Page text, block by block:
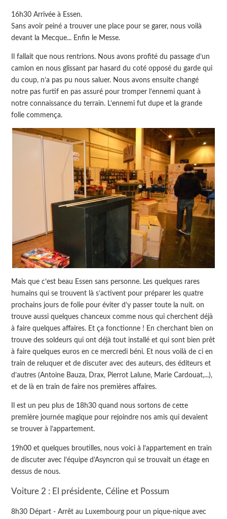
16h30 Arrivée à Essen.
Sans avoir peiné a trouver une place pour se garer, nous voilà
devant la Mecque... Enfin le Messe.
Il fallait que nous rentrions. Nous avons profité du passage d’un
camion en nous glissant par hasard du coté opposé du garde qui
du coup, n’a pas pu nous saluer. Nous avons ensuite changé
notre pas furtif en pas assuré pour tromper l’ennemi quant à
notre connaissance du terrain. L’ennemi fut dupe et la grande
folie commença.
Mais que c’est beau Essen sans personne. Les quelques rares
humains qui se trouvent là s’activent pour préparer les quatre
prochains jours de folie pour éviter d’y passer toute la nuit. on
trouve aussi quelques chanceux comme nous qui cherchent déjà
à faire quelques affaires. Et ça fonctionne ! En cherchant bien on
trouve des soldeurs qui ont déjà tout installé et qui sont bien prêt
à faire quelques euros en ce mercredi béni. Et nous voilà de ci en
train de reluquer et de discuter avec des auteurs, des éditeurs et
d’autres (Antoine Bauza, Drax, Pierrot Lalune, Marie Cardouat,...),
et de là en train de faire nos premières affaires.
Il est un peu plus de 18h30 quand nous sortons de cette
première journée magique pour rejoindre nos amis qui devaient
se trouver à l’appartement.
19h00 et quelques broutilles, nous voici à l’appartement en train
de discuter avec l’équipe d’Asyncron qui se trouvait un étage en
dessus de nous.
Voiture 2 : El présidente, Céline et Possum
8h30 Départ - Arrêt au Luxembourg pour un pique-nique avec